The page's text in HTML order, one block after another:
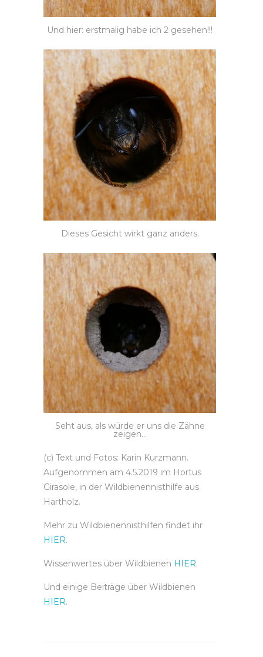
Und hier: erstmalig habe ich 2 gesehen!!!
Dieses Gesicht wirkt ganz anders.
Seht aus, als würde er uns die Zähne
zeigen…
(c) Text und Fotos: Karin Kurzmann.
Aufgenommen am 4.5.2019 im Hortus
Girasole, in der Wildbienennisthilfe aus
Hartholz.
Mehr zu Wildbienennisthilfen findet ihr
HIER.
Wissenwertes über Wildbienen HIER.
Und einige Beiträge über Wildbienen
HIER.